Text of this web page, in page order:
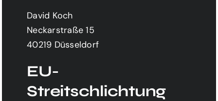
David Koch
Neckarstraße 15
40219 Düsseldorf
EU-
Streitschlichtung